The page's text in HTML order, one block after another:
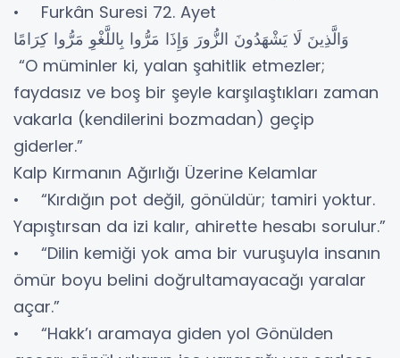
• Furkân Suresi 72. Ayet
وَالَّذِينَ لَا يَشْهَدُونَ الزُّورَ وَإِذَا مَرُّوا بِاللَّغْوِ مَرُّوا كِرَامًا
“O müminler ki, yalan şahitlik etmezler;
faydasız ve boş bir şeyle karşılaştıkları zaman
vakarla (kendilerini bozmadan) geçip
giderler.”
Kalp Kırmanın Ağırlığı Üzerine Kelamlar
• “Kırdığın pot değil, gönüldür; tamiri yoktur.
Yapıştırsan da izi kalır, ahirette hesabı sorulur.”
• “Dilin kemiği yok ama bir vuruşuyla insanın
ömür boyu belini doğrultamayacağı yaralar
açar.”
• “Hakk’ı aramaya giden yol Gönülden